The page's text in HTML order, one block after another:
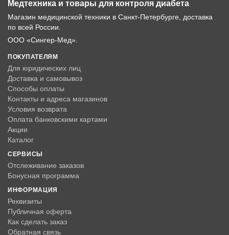
Медтехника и товары для контроля диабета
Магазин медицинской техники в Санкт-Петербурге, доставка
по всей России.
ООО «Сингер-Мед».
ПОКУПАТЕЛЯМ
Для юридических лиц
Доставка и самовывоз
Способы оплаты
Контакты и адреса магазинов
Условия возврата
Оплата банковскими картами
Акции
Каталог
СЕРВИСЫ
Отслеживание заказов
Бонусная программа
ИНФОРМАЦИЯ
Реквизиты
Публичная оферта
Как сделать заказ
Обратная связь